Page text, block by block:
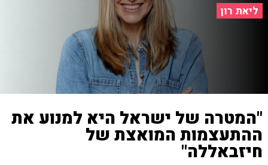
ליאת רון
"המטרה של ישראל היא למנוע את
ההתעצמות המואצת של
חיזבאללה"